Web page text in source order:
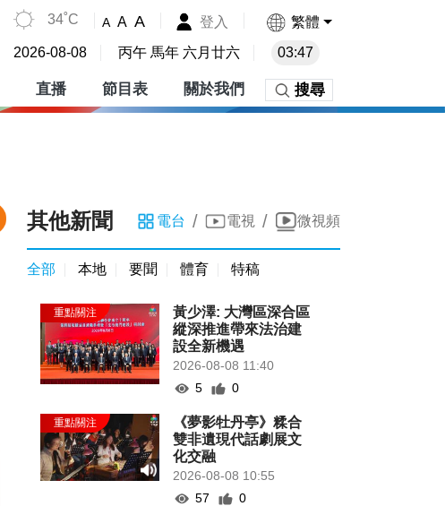
34˚C A A A 登入 繁體
2026-08-08 丙午 馬年 六月廿六 03:47
直播 節目表 關於我們 搜尋
其他新聞 電台 / 電視 / 微視頻
全部 本地 要聞 體育 特稿
黃少澤: 大灣區深合區
縱深推進帶來法治建
設全新機遇
2026-08-08 11:40
5
0
《夢影牡丹亭》糅合
雙非遺現代話劇展文
化交融
2026-08-08 10:55
57
0